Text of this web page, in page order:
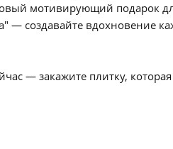
мотивирующий подарок
— создавайте вдохновение
— закажите плитку,